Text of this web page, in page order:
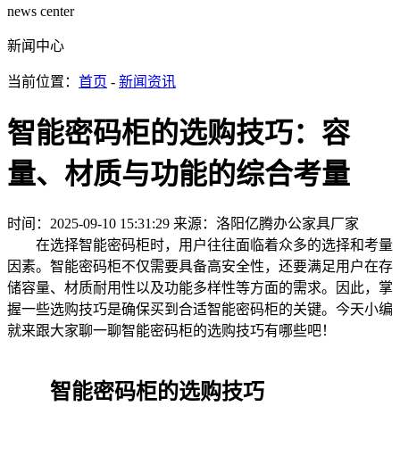
news center
新闻中心
当前位置： 首页 - 新闻资讯
智能密码柜的选购技巧：容
量、材质与功能的综合考量
时间：2025-09-10 15:31:29 来源：洛阳亿腾办公家具厂家
在选择智能密码柜时，用户往往面临着众多的选择和考量
因素。智能密码柜不仅需要具备高安全性，还要满足用户在存
储容量、材质耐用性以及功能多样性等方面的需求。因此，掌
握一些选购技巧是确保买到合适智能密码柜的关键。今天小编
就来跟大家聊一聊智能密码柜的选购技巧有哪些吧！
智能密码柜的选购技巧